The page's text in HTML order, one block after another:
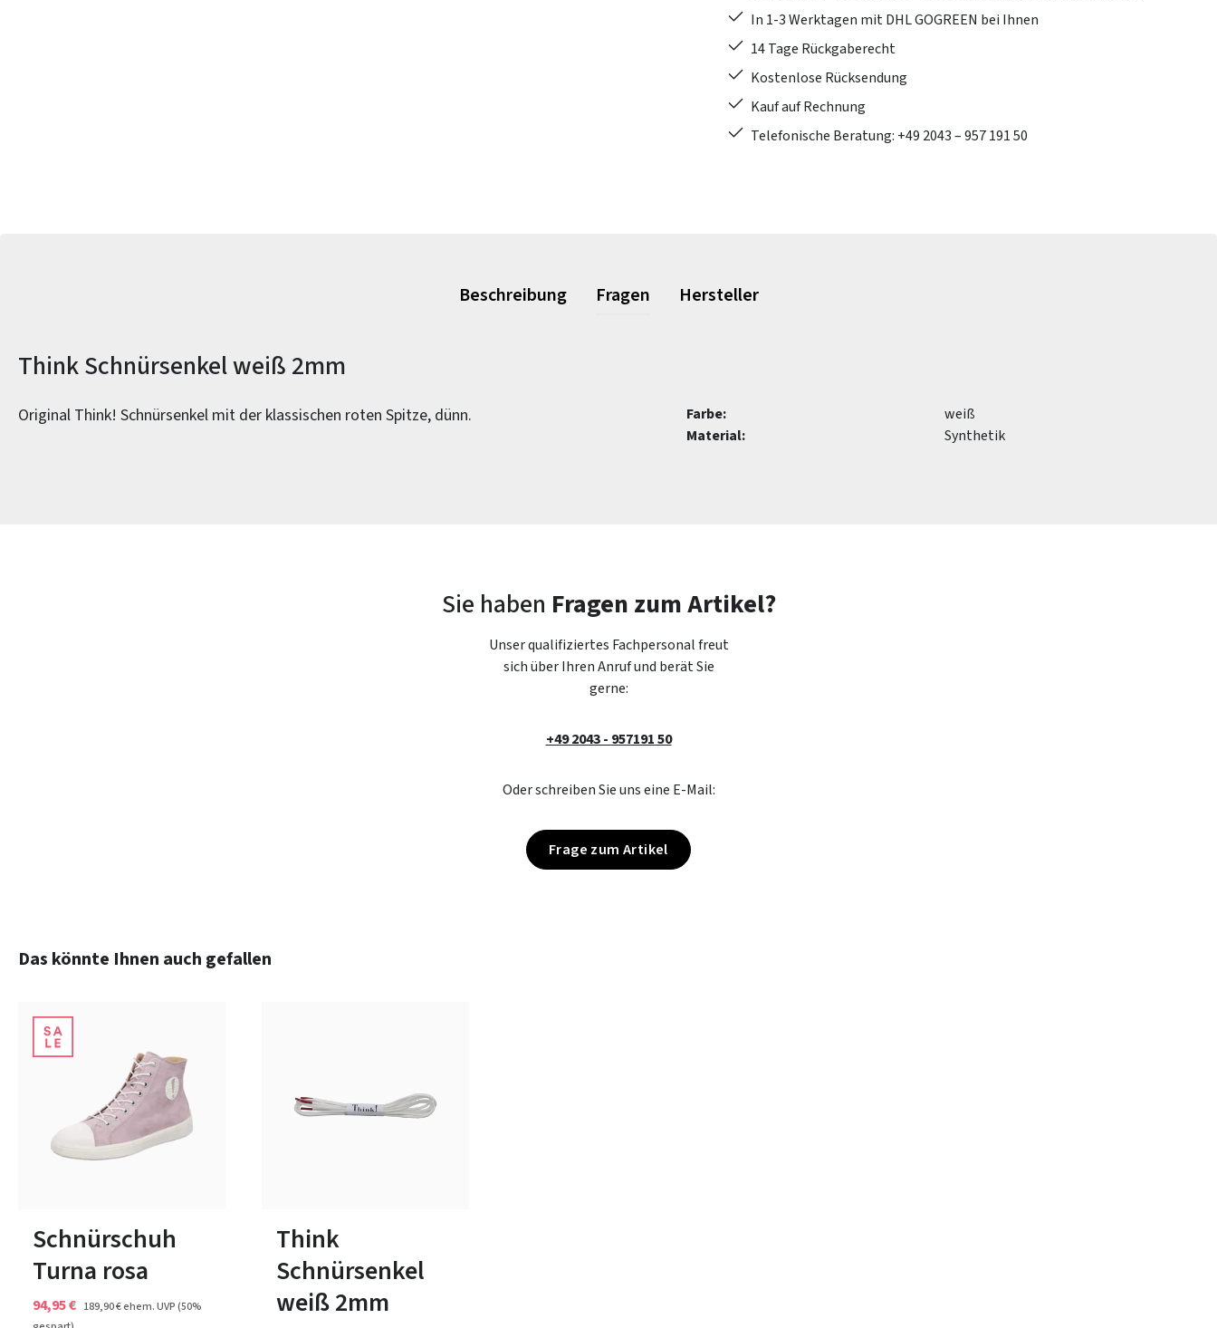
In 1-3 Werktagen mit DHL GOGREEN bei Ihnen
14 Tage Rückgaberecht
Kostenlose Rücksendung
Kauf auf Rechnung
Telefonische Beratung: +49 2043 – 957 191 50
Beschreibung Fragen Hersteller
Produktinformationen
Think Schnürsenkel weiß 2mm
Original Think! Schnürsenkel mit der klassischen roten Spitze, dünn. Farbe:
weiß
Material:
Synthetik
Sie haben Fragen zum Artikel?
Unser qualifiziertes Fachpersonal freut
sich über Ihren Anruf und berät Sie
gerne:
+49 2043 - 957191 50
Oder schreiben Sie uns eine E-Mail:
Frage zum Artikel
Produktgalerie überspringen
Das könnte Ihnen auch gefallen
weiß
Schnürschuh
Turna rosa
94,95 € 189,90 €ehem. UVP(50%
Think
Schnürsenkel
weiß 2mm